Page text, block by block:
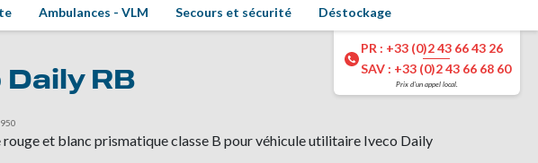
PR : +33 (0)2 43 66 43 26
SAV : +33 (0)2 43 66 68 60
Prix d'un appel local.
Ambulances - VLM Secours et sécurité Déstockage
RB
rouge et blanc prismatique classe B pour véhicule utilitaire Iveco Daily